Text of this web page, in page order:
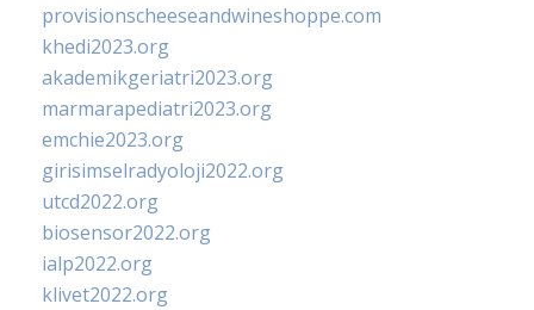
provisionscheeseandwineshoppe.com
khedi2023.org
akademikgeriatri2023.org
marmarapediatri2023.org
emchie2023.org
girisimselradyoloji2022.org
utcd2022.org
biosensor2022.org
ialp2022.org
klivet2022.org